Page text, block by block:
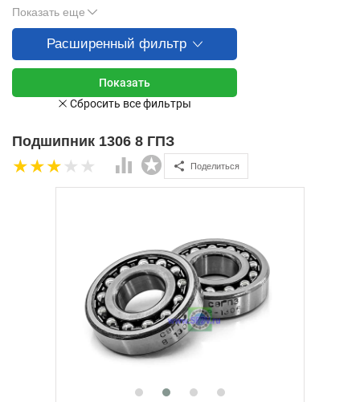
Показать еще
Расширенный фильтр
Подшипник 1306 8 ГПЗ
Поделиться